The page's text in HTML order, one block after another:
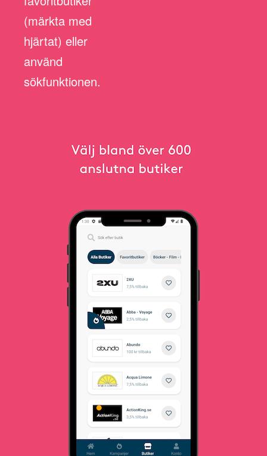
(märkta med
hjärtat) eller
använd
sökfunktionen.